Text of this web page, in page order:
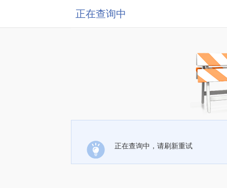
正在查询中
正在查询中，请刷新重试